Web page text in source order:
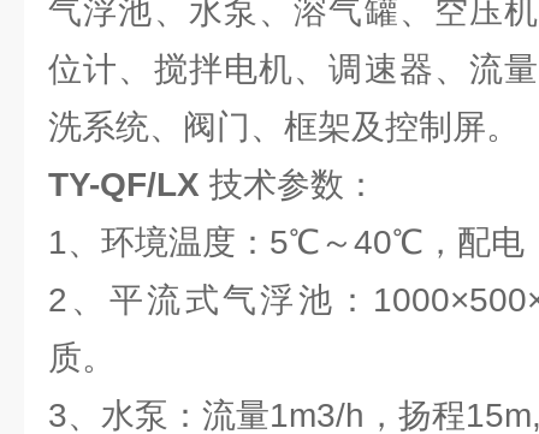
气浮池、水泵、溶气罐、空压
位计、搅拌电机、调速器、流
洗系统、阀门、框架及控制屏。
TY-QF/LX 技术参数：
1、环境温度：5℃～40℃，配电
2、平流式气浮池：
质。
3、水泵：流量1m3/h，扬程